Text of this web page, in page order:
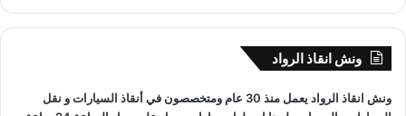
:
ونش انقاذ الرواد
ونش انقاذ الرواد يعمل منذ 30 عام ومتخصصون في أنقاذ السياراتو نقل